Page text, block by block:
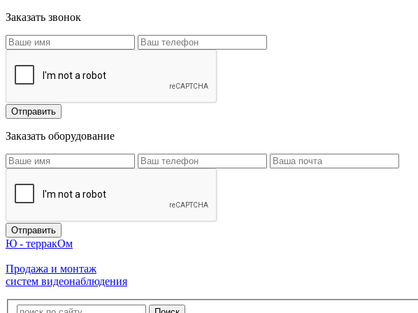
Заказать звонок
Заказать оборудование
Ю - терракОм
Продажа и монтаж
систем видеонаблюдения